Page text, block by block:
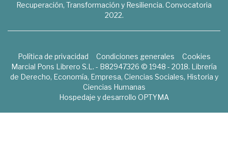
Recuperación, Transformación y Resiliencia. Convocatoria
2022.
Política de privacidad Condiciones generales
Cookies
Marcial Pons Librero S.L. - B82947326 © 1948 - 2018. Librería
de Derecho, Economía, Empresa, Ciencias Sociales, Historia y
Ciencias Humanas
Hospedaje y desarrollo OPTYMA